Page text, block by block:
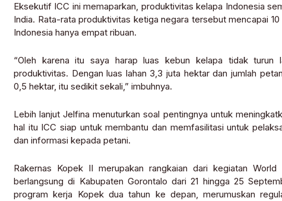
Eksekutif ICC ini memaparkan, produktivitas kelapa Indonesia
India. Rata-rata produktivitas ketiga negara tersebut mencapai
Indonesia hanya empat ribuan.
“Oleh karena itu saya harap luas kebun kelapa tidak turun
produktivitas. Dengan luas lahan 3,3 juta hektar dan jumlah
0,5 hektar, itu sedikit sekali,” imbuhnya.
Lebih lanjut Jelfina menuturkan soal pentingnya untuk
hal itu ICC siap untuk membantu dan memfasilitasi untuk
dan informasi kepada petani.
Rakernas Kopek II merupakan rangkaian dari kegiatan
berlangsung di Kabupaten Gorontalo dari 21 hingga 25
program kerja Kopek dua tahun ke depan, merumuskan